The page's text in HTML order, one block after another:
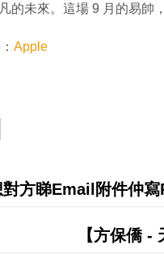
的未來。這場 9 月的易帥
Apple
對方睇Email附件仲
【方保僑 -